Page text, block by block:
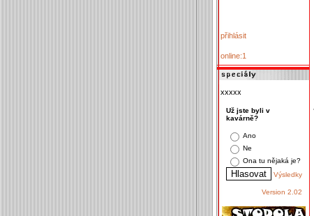
přihlásit
online:1
xxxxx
Už jste byli v
kavárně?
Ano
Ne
Ona tu nějaká je?
Výsledky
Version 2.02